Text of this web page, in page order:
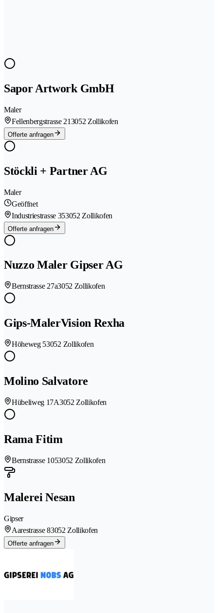
Sapor Artwork GmbH
Maler
Fellenbergstrasse 213052 Zollikofen
Offerte anfragen
Stöckli + Partner AG
Maler
Geöffnet
Industriestrasse 353052 Zollikofen
Offerte anfragen
Nuzzo Maler Gipser AG
Bernstrasse 27a3052 Zollikofen
Gips-MalerVision Rexha
Höheweg 53052 Zollikofen
Molino Salvatore
Hübeliweg 17A3052 Zollikofen
Rama Fitim
Bernstrasse 1053052 Zollikofen
Malerei Nesan
Gipser
Aarestrasse 83052 Zollikofen
Offerte anfragen